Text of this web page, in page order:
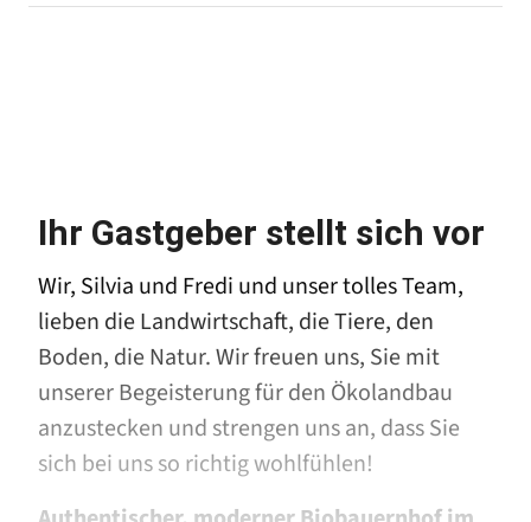
Ihr Gastgeber stellt sich vor
Wir, Silvia und Fredi und unser tolles Team,
lieben die Landwirtschaft, die Tiere, den
Boden, die Natur. Wir freuen uns, Sie mit
unserer Begeisterung für den Ökolandbau
anzustecken und strengen uns an, dass Sie
sich bei uns so richtig wohlfühlen!